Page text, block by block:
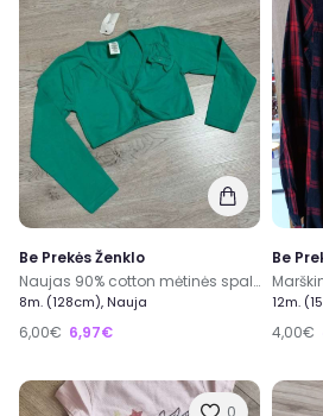
Be Prekės Ženklo
Naujas 90% cotton mėtinės spalvos trumpas bolero mergaitėms 8 m./128 cm
8m. (128cm), Nauja
6,00€ 6,97€
Be
12m.
4,00€